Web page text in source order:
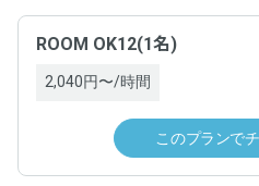
ROOM OK12(1名)
2,040円〜/時間
このプランで